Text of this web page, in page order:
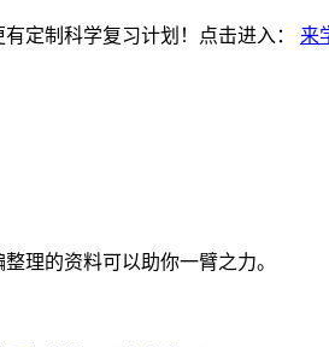
定制科学复习计划！点击进入： 来
理的资料可以助你一臂之力。